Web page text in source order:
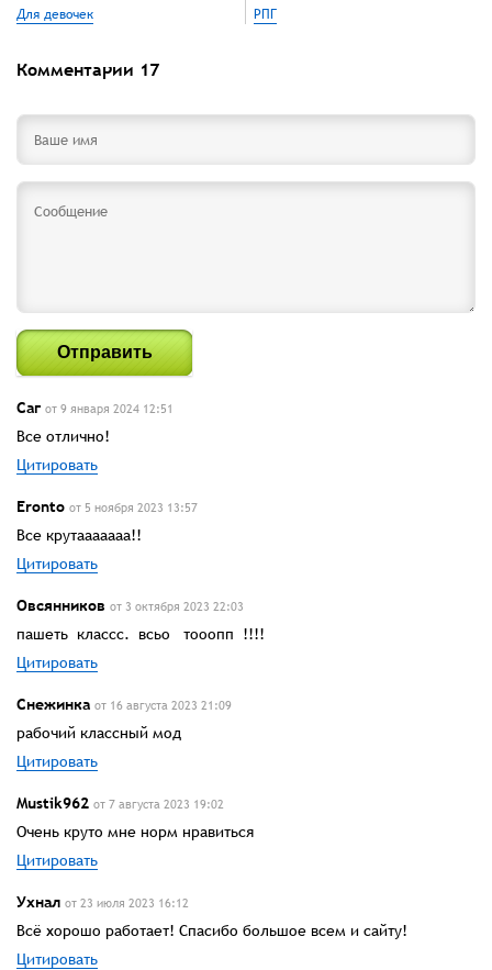
Для девочек РПГ
Комментарии 17
Отправить
Саг от 9 января 2024 12:51
Все отлично!
Цитировать
Eronto от 5 ноября 2023 13:57
Все крутааааааа!!
Цитировать
Овсянников от 3 октября 2023 22:03
пашеть классс. всьо тооопп !!!!
Цитировать
Снежинка от 16 августа 2023 21:09
рабочий классный мод
Цитировать
Mustik962 от 7 августа 2023 19:02
Очень круто мне норм нравиться
Цитировать
Ухнал от 23 июля 2023 16:12
Всё хорошо работает! Спасибо большое всем и сайту!
Цитировать